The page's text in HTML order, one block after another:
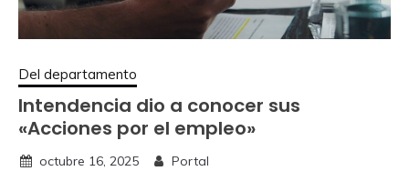
Del departamento
Intendencia dio a conocer sus
«Acciones por el empleo»
octubre 16, 2025 Portal